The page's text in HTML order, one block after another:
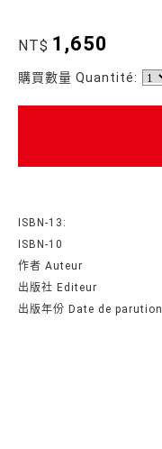
NT$ 1,650
購買數量 Quantité:
ISBN-13:
ISBN-10
作者 Auteur
出版社 Editeur
出版年份 Date de parution